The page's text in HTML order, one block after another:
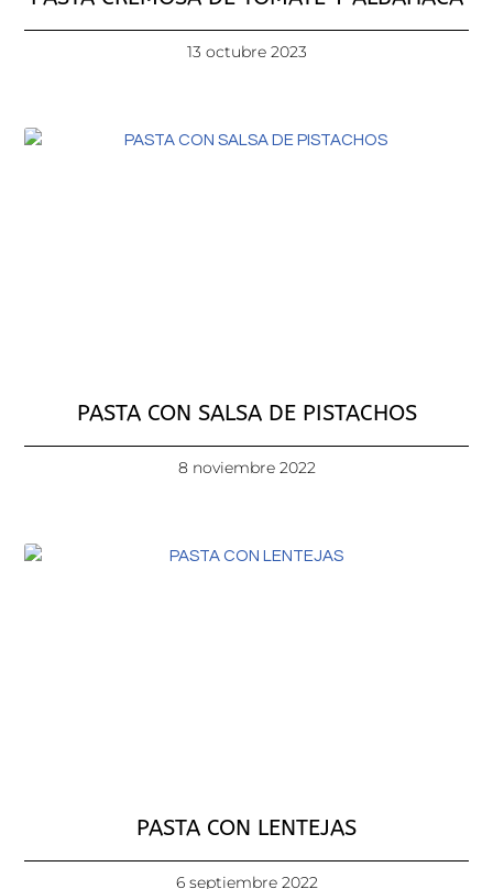
13 octubre 2023
PASTA CON SALSA DE PISTACHOS
8 noviembre 2022
PASTA CON LENTEJAS
6 septiembre 2022